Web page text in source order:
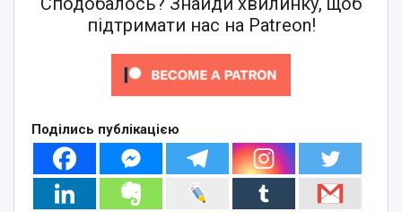
підтримати нас на Patreon!
Поділись публікацією